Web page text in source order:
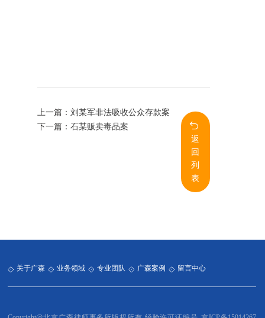
上一篇：刘某军非法吸收公众存款案
下一篇：石某贩卖毒品案
返
回
列
表
关于广森 业务领域 专业团队 广森案例 留言中心